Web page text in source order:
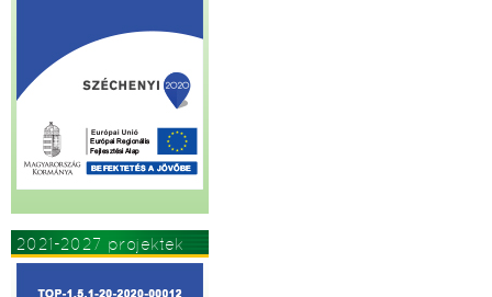
2021-2027 projektek